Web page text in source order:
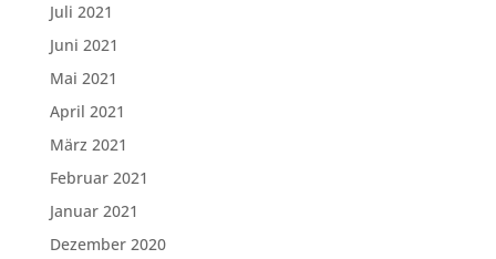
Juli 2021
Juni 2021
Mai 2021
April 2021
März 2021
Februar 2021
Januar 2021
Dezember 2020